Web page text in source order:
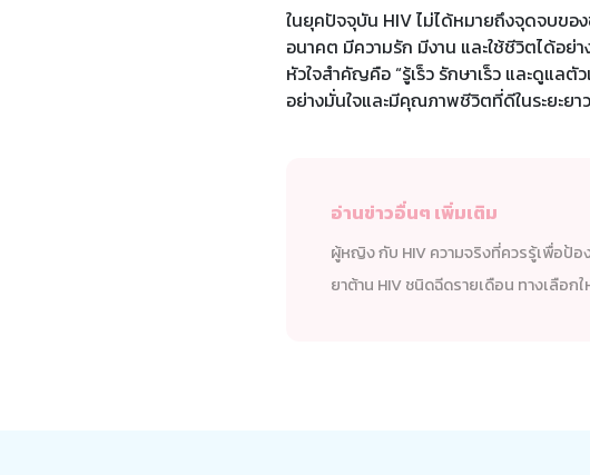
ในยุคปัจจุบัน HIV ไม่ได้หมายถึงจุดจบขอ
อนาคต มีความรัก มีงาน และใช้ชีวิตได้อย่
หัวใจสำคัญคือ “รู้เร็ว รักษาเร็ว และดูแลตั
อย่างมั่นใจและมีคุณภาพชีวิตที่ดีในระยะยาว
อ่านข่าวอื่นๆ เพิ่มเติม
ผู้หญิง กับ HIV ความจริงที่ควรรู้เพื่อป้อ
ยาต้าน HIV ชนิดฉีดรายเดือน ทางเลือก